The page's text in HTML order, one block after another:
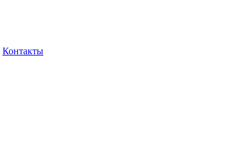
Контакты